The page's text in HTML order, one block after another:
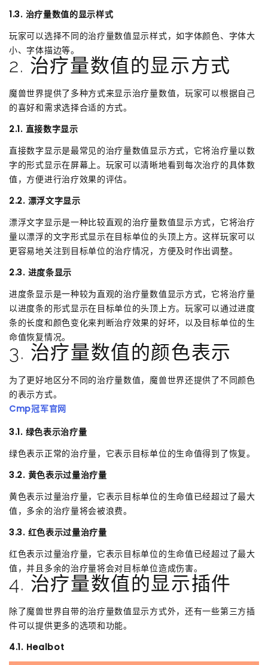
1.3. 治疗量数值的显示样式
玩家可以选择不同的治疗量数值显示样式，如字体颜色、字体大
小、字体描边等。
2. 治疗量数值的显示方式
魔兽世界提供了多种方式来显示治疗量数值，玩家可以根据自己
的喜好和需求选择合适的方式。
2.1. 直接数字显示
直接数字显示是最常见的治疗量数值显示方式，它将治疗量以数
字的形式显示在屏幕上。玩家可以清晰地看到每次治疗的具体数
值，方便进行治疗效果的评估。
2.2. 漂浮文字显示
漂浮文字显示是一种比较直观的治疗量数值显示方式，它将治疗
量以漂浮的文字形式显示在目标单位的头顶上方。这样玩家可以
更容易地关注到目标单位的治疗情况，方便及时作出调整。
2.3. 进度条显示
进度条显示是一种较为直观的治疗量数值显示方式，它将治疗量
以进度条的形式显示在目标单位的头顶上方。玩家可以通过进度
条的长度和颜色变化来判断治疗效果的好坏，以及目标单位的生
命值恢复情况。
3. 治疗量数值的颜色表示
为了更好地区分不同的治疗量数值，魔兽世界还提供了不同颜色
的表示方式。
Cmp冠军官网
3.1. 绿色表示治疗量
绿色表示正常的治疗量，它表示目标单位的生命值得到了恢复。
3.2. 黄色表示过量治疗量
黄色表示过量治疗量，它表示目标单位的生命值已经超过了最大
值，多余的治疗量将会被浪费。
3.3. 红色表示过量治疗量
红色表示过量治疗量，它表示目标单位的生命值已经超过了最大
值，并且多余的治疗量将会对目标单位造成伤害。
4. 治疗量数值的显示插件
除了魔兽世界自带的治疗量数值显示方式外，还有一些第三方插
件可以提供更多的选项和功能。
4.1. Healbot